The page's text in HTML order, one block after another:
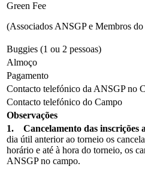
Green Fee
(Associados ANSGP e Membros
Buggies (1 ou 2 pessoas)
Almoço
Pagamento
Contacto telefónico da ANSGP no
Contacto telefónico do Campo
Observações
1. Cancelamento das inscrições
dia útil anterior ao torneio os
horário e até à hora do torneio, os
ANSGP no campo.